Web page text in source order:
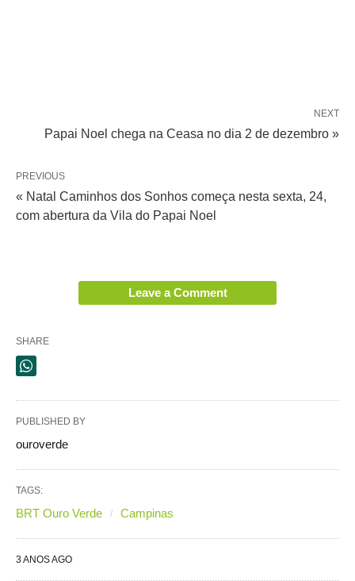
NEXT
Papai Noel chega na Ceasa no dia 2 de dezembro »
PREVIOUS
« Natal Caminhos dos Sonhos começa nesta sexta, 24,
com abertura da Vila do Papai Noel
Leave a Comment
SHARE
PUBLISHED BY
ouroverde
TAGS:
BRT Ouro Verde Campinas
3 ANOS AGO